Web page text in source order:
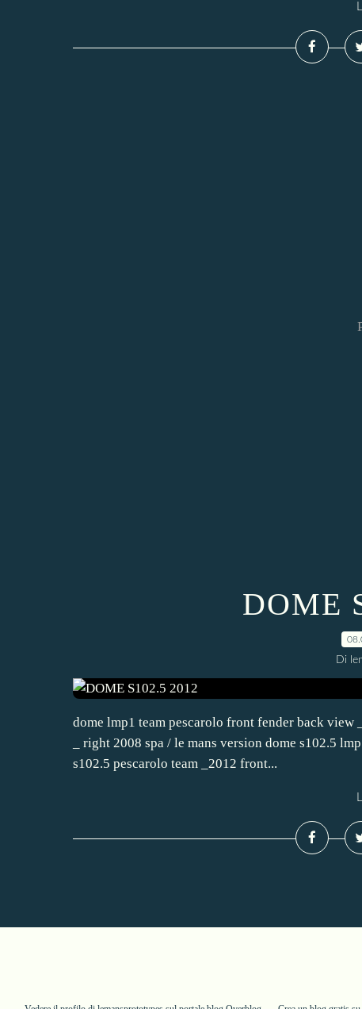
DOME
Di
dome lmp1 team pescarolo front fender back
_ right 2008 spa / le mans version dome s102.5
s102.5 pescarolo team _2012 front...